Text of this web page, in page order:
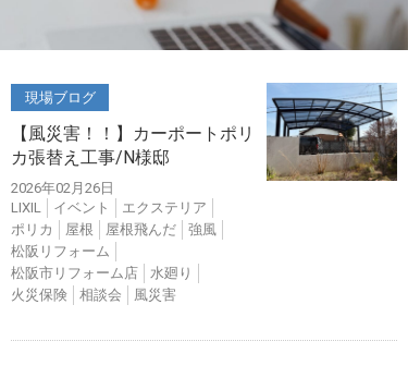
現場ブログ
【風災害！！】カーポートポリ
カ張替え工事/N様邸
2026年02月26日
LIXIL
イベント
エクステリア
ポリカ
屋根 屋根飛んだ
強風
松阪リフォーム
松阪市リフォーム店
水廻り
火災保険
相談会 風災害